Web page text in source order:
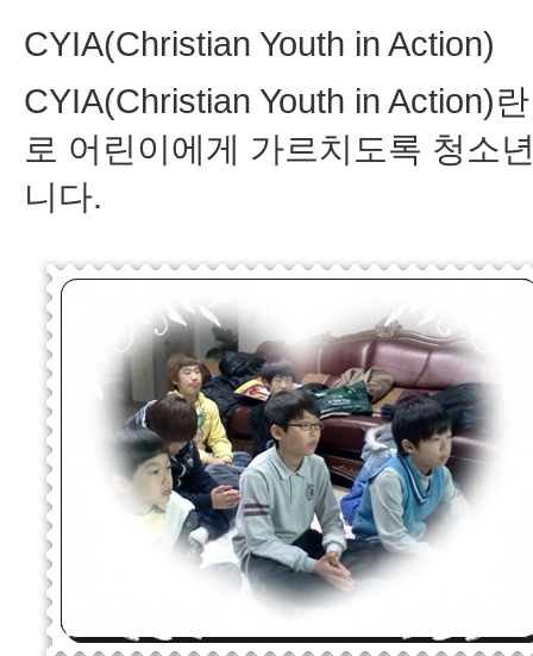
CYIA(Christian Youth in Action)
CYIA(Christian Youth in Action)
로 어린이에게 가르치도록 청소
니다.